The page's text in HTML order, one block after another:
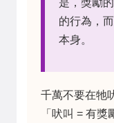
的行為，
本身。
千萬不要在牠
「吠叫 = 有